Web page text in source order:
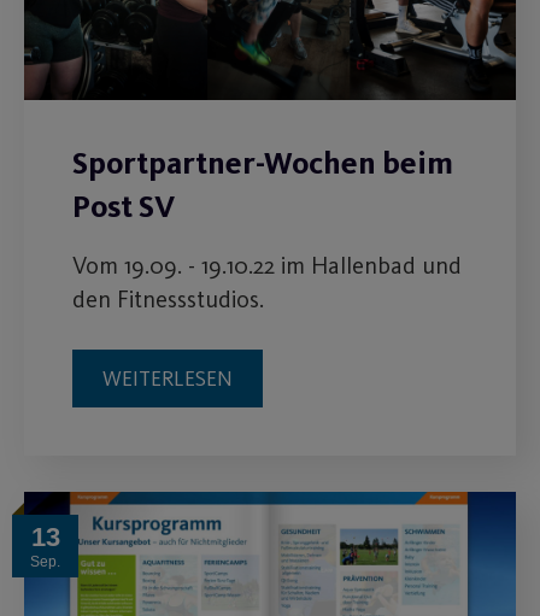
Sportpartner-Wochen beim
Post SV
Vom 19.09. - 19.10.22 im Hallenbad und
den Fitnessstudios.
WEITERLESEN
13
Sep.